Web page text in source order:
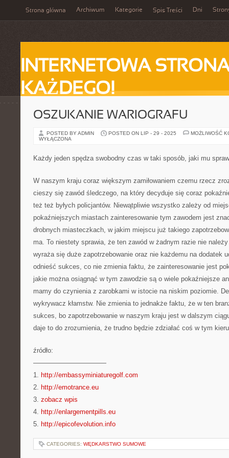
Strona główna Archiwum Kategorie Spis Treści Dni
INTERNETOWA
KAŻDEGO!
OSZUKANIE WARIOGRAFU
POSTED BY ADMIN POSTED ON LIP - 29 - 2025
MOŻLIWOŚĆ
WYŁĄCZONA
Każdy jeden spędza swobodny czas w taki sposób, jaki mu
W naszym kraju coraz większym zamiłowaniem czemu rzecz
cieszy się zawód śledczego, na który decyduje się coraz
też też byłych policjantów. Niewątpliwie wszystko zależy od
pokaźniejszych miastach zainteresowanie tym zawodem jest
drobnych miasteczkach, w jakim miejscu już takiego
ma. To niestety sprawia, że ten zawód w żadnym razie nie
wyraża się duże zapotrzebowanie oraz nie każdemu na dodatek
odnieść sukces, co nie zmienia faktu, że zainteresowanie jest
jakie można osiągnąć w tym zawodzie są o wiele pokaźniejsze
mamy do czynienia z zarobkami w istocie na niskim poziomie.
wykrywacz kłamstw. Nie zmienia to jednakże faktu, że w ten
sukces, bo zapotrzebowanie w naszym kraju jest w dalszym
daje to do zrozumienia, że trudno będzie zdziałać coś w tym
źródło:
———————————
1. http://embassyminiaturegolf.com
2. http://emotrance.eu
3. zobacz wpis
4. http://enlargementpills.eu
5. http://epicofevolution.info
CATEGORIES: WĘDKARSTWO SUMOWE